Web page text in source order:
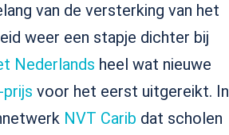
van de versterking van het
weer een stapje dichter bij
Nederlands heel wat nieuwe
prijs voor het eerst uitgereikt. In
NVT Carib dat scholen